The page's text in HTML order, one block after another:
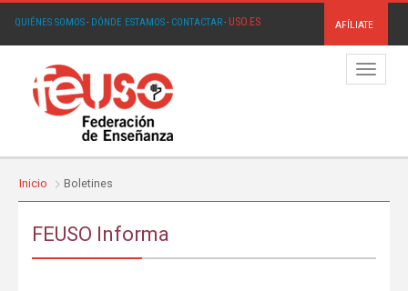
QUIÉNES SOMOS· DÓNDE ESTAMOS· CONTACTAR· USO.ES AFÍLIATE
Menú
Inicio Boletines
FEUSO Informa